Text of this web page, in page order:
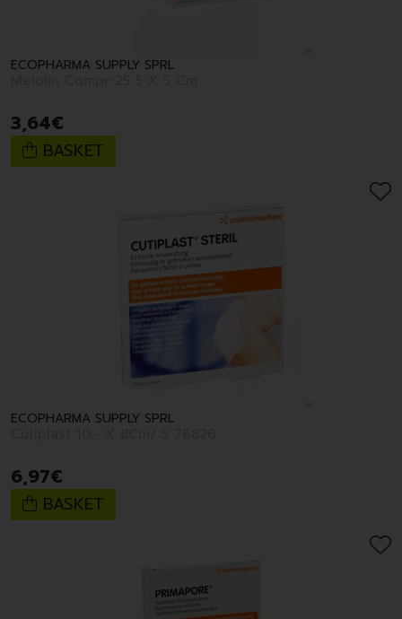
ECOPHARMA SUPPLY SPRL
3,64€
BASKET
ECOPHARMA SUPPLY SPRL
6,97€
BASKET